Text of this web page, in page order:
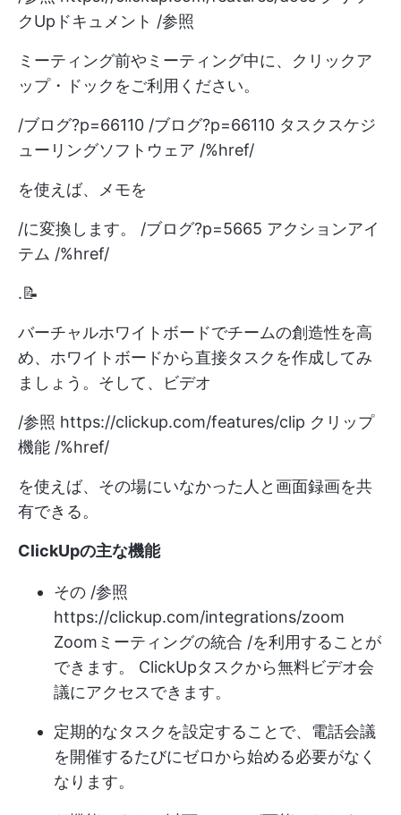
クUpドキュメント /参照
ミーティング前やミーティング中に、クリックア
ップ・ドックをご利用ください。
/ブログ?p=66110 /ブログ?p=66110 タスクスケジ
ューリングソフトウェア /%href/
を使えば、メモを
/に変換します。 /ブログ?p=5665 アクションアイ
テム /%href/
.📝
バーチャルホワイトボードでチームの創造性を高
め、ホワイトボードから直接タスクを作成してみ
ましょう。そして、ビデオ
/参照 https://clickup.com/features/clip クリップ
機能 /%href/
を使えば、その場にいなかった人と画面録画を共
有できる。
ClickUpの主な機能
その /参照
https://clickup.com/integrations/zoom
Zoomミーティングの統合 /を利用することが
できます。 ClickUpタスクから無料ビデオ会
議にアクセスできます。
定期的なタスクを設定することで、電話会議
を開催するたびにゼロから始める必要がなく
なります。